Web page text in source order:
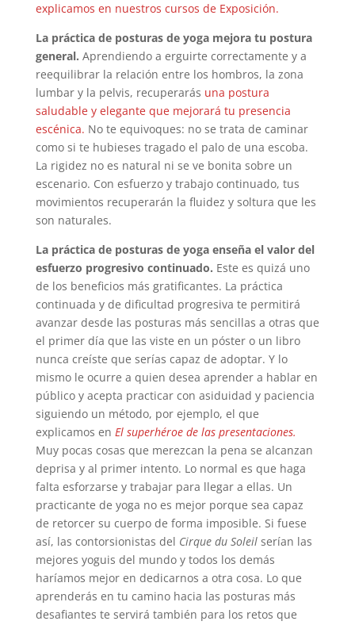
explicamos en nuestros cursos de Exposición.
La práctica de posturas de yoga mejora tu postura
general. Aprendiendo a erguirte correctamente y a
reequilibrar la relación entre los hombros, la zona
lumbar y la pelvis, recuperarás una postura
saludable y elegante que mejorará tu presencia
escénica. No te equivoques: no se trata de caminar
como si te hubieses tragado el palo de una escoba.
La rigidez no es natural ni se ve bonita sobre un
escenario. Con esfuerzo y trabajo continuado, tus
movimientos recuperarán la fluidez y soltura que les
son naturales.
La práctica de posturas de yoga enseña el valor del
esfuerzo progresivo continuado. Este es quizá uno
de los beneficios más gratificantes. La práctica
continuada y de dificultad progresiva te permitirá
avanzar desde las posturas más sencillas a otras que
el primer día que las viste en un póster o un libro
nunca creíste que serías capaz de adoptar. Y lo
mismo le ocurre a quien desea aprender a hablar en
público y acepta practicar con asiduidad y paciencia
siguiendo un método, por ejemplo, el que
explicamos en El superhéroe de las presentaciones.
Muy pocas cosas que merezcan la pena se alcanzan
deprisa y al primer intento. Lo normal es que haga
falta esforzarse y trabajar para llegar a ellas. Un
practicante de yoga no es mejor porque sea capaz
de retorcer su cuerpo de forma imposible. Si fuese
así, las contorsionistas del Cirque du Soleilserían las
mejores yoguis del mundo y todos los demás
haríamos mejor en dedicarnos a otra cosa. Lo que
aprenderás en tu camino hacia las posturas más
desafiantes te servirá también para los retos que